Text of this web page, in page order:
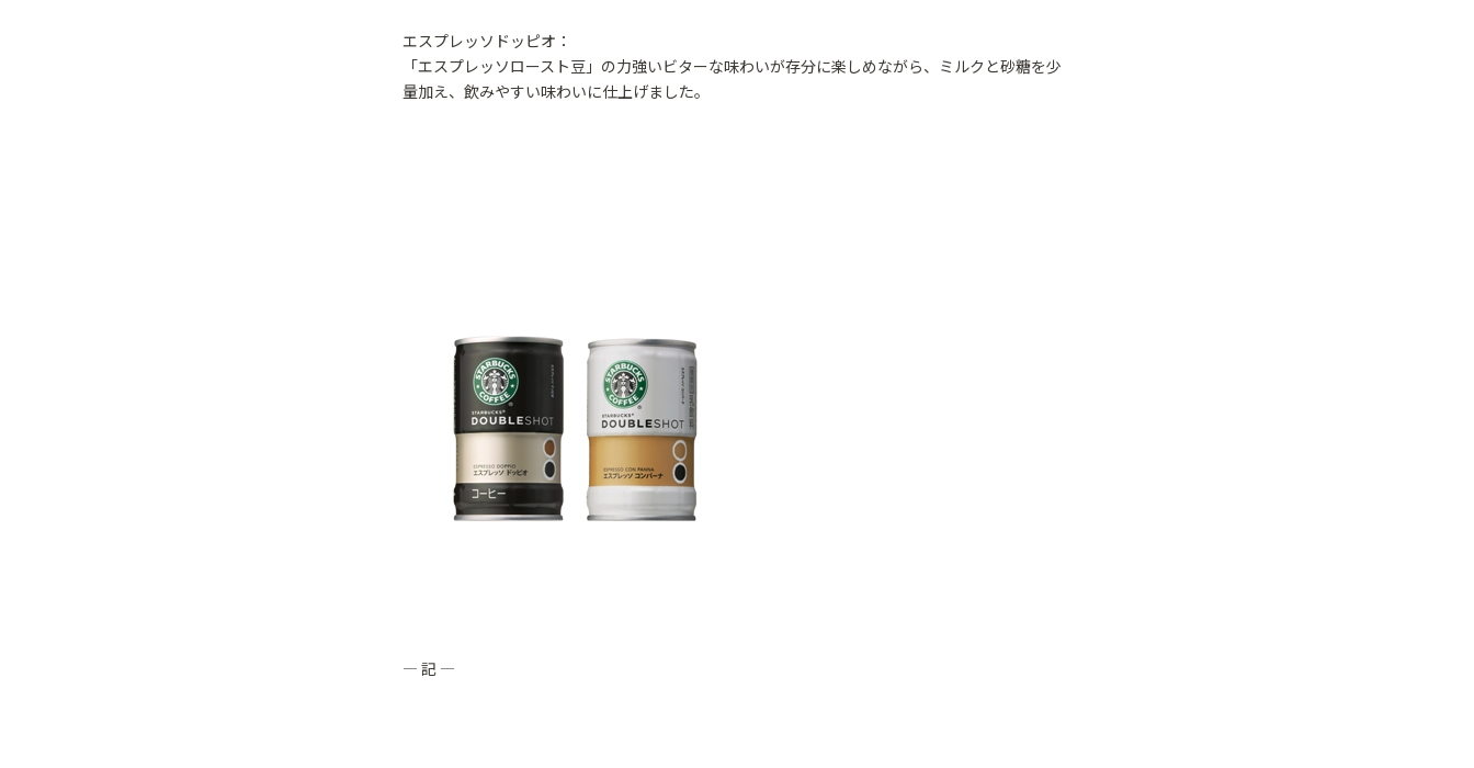
エスプレッソドッピオ：
「エスプレッソロースト豆」の力強いビターな味わいが存分に楽しめながら、ミルクと砂糖を少
量加え、飲みやすい味わいに仕上げました。
― 記 ―